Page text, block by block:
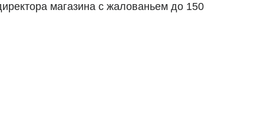
магазина с жалованьем до 150